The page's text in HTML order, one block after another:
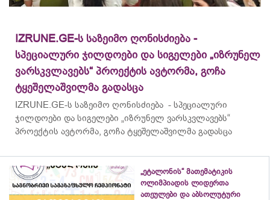
IZRUNE.GE-ს საზეიმო ღონისძიება -
სპეციალური ჯილდოები და სიგელები „იზრუნელ
ვარსკვლავებს“ პროექტის ავტორმა, გოჩა
ტყეშელაშვილმა გადასცა
IZRUNE.GE-ს საზეიმო ღონისძიება - სპეციალური
ჯილდოები და სიგელები „იზრუნელ ვარსკვლავებს“
პროექტის ავტორმა, გოჩა ტყეშელაშვილმა გადასცა
„ეტალონის“ მათემატიკის
ოლიმპიადის ლიდერთა
ათეულები და აბსოლუტური